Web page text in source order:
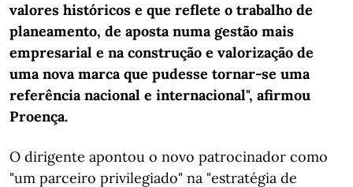
valores históricos e que reflete o trabalho de
planeamento, de aposta numa gestão mais
empresarial e na construção e valorização de
uma nova marca que pudesse tornar-se uma
referência nacional e internacional", afirmou
Proença.
O dirigente apontou o novo patrocinador como
"um parceiro privilegiado" na "estratégia de